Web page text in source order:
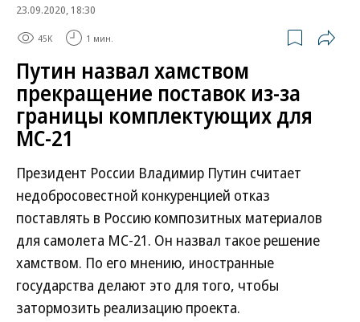
23.09.2020, 18:30
45K 1 мин.
Путин назвал хамством
прекращение поставок из-за
границы комплектующих для
МС-21
Президент России Владимир Путин считает
недобросовестной конкуренцией отказ
поставлять в Россию композитных материалов
для самолета МС-21. Он назвал такое решение
хамством. По его мнению, иностранные
государства делают это для того, чтобы
затормозить реализацию проекта.